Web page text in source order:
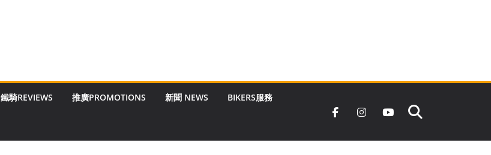
鐵騎REVIEWS 推廣PROMOTIONS 新聞 NEWS BIKERS服務